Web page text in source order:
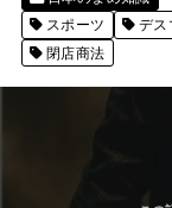
スポーツ
デス
閉店商法